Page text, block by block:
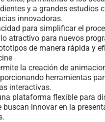
y a grandes estudios
innovadoras.
para simplificar el
atractivo para nuevos
de manera rápida y
la creación de
herramientas
interactivas.
plataforma flexible para
buscan innovar en la